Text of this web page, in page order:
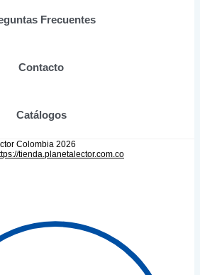
producto
Frecuentes
Contacto
Catálogos
Colombia 2026
tienda.planetalector.com.co